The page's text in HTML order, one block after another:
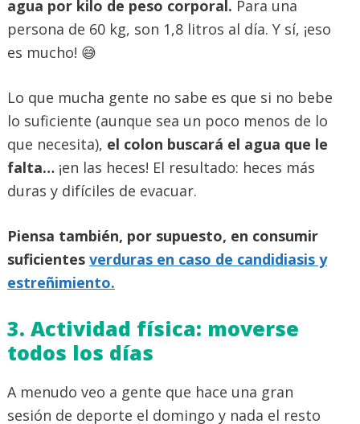
agua por kilo de peso corporal. Para una
persona de 60 kg, son 1,8 litros al día. Y sí, ¡eso
es mucho! 😅
Lo que mucha gente no sabe es que si no bebe
lo suficiente (aunque sea un poco menos de lo
que necesita), el colon buscará el agua que le
falta… ¡en las heces! El resultado: heces más
duras y difíciles de evacuar.
Piensa también, por supuesto, en consumir
suficientes verduras en caso de candidiasis y
estreñimiento.
3. Actividad física: moverse
todos los días
A menudo veo a gente que hace una gran
sesión de deporte el domingo y nada el resto